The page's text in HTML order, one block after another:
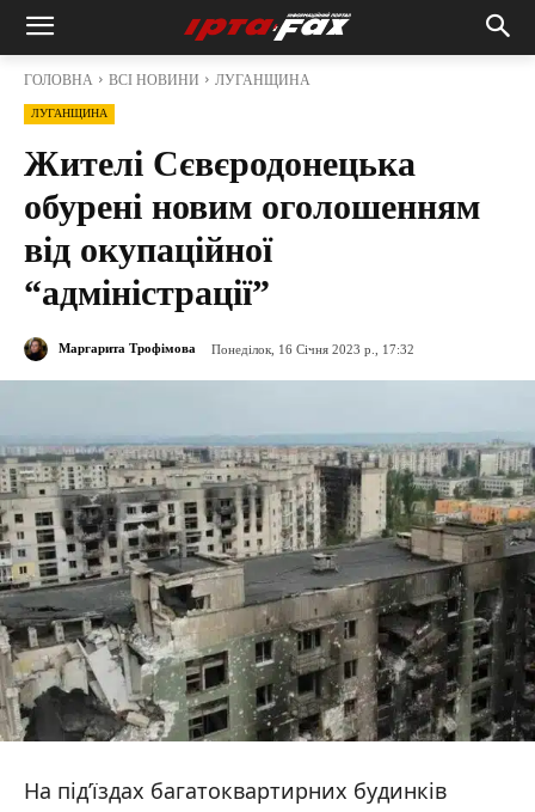
ГОЛОВНА ВСІ НОВИНИ ЛУГАНЩИНА
ЛУГАНЩИНА
Жителі Сєвєродонецька
обурені новим оголошенням
від окупаційної
“адміністрації”
Маргарита Трофімова Понеділок, 16 Січня 2023 р., 17:32
На під’їздах багатоквартирних будинків